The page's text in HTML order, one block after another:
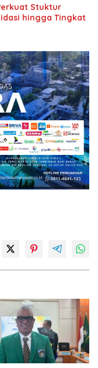
Stuktur
hingga Tingkat